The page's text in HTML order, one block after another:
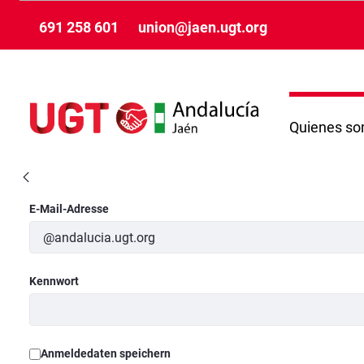
691 258 601 union@jaen.ugt.org
Quienes
Anmeldung
E-Mail-Adresse
Kennwort
Anmeldedaten speichern